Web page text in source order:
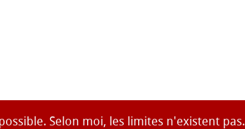
Selon moi, les limites n'existent pas.